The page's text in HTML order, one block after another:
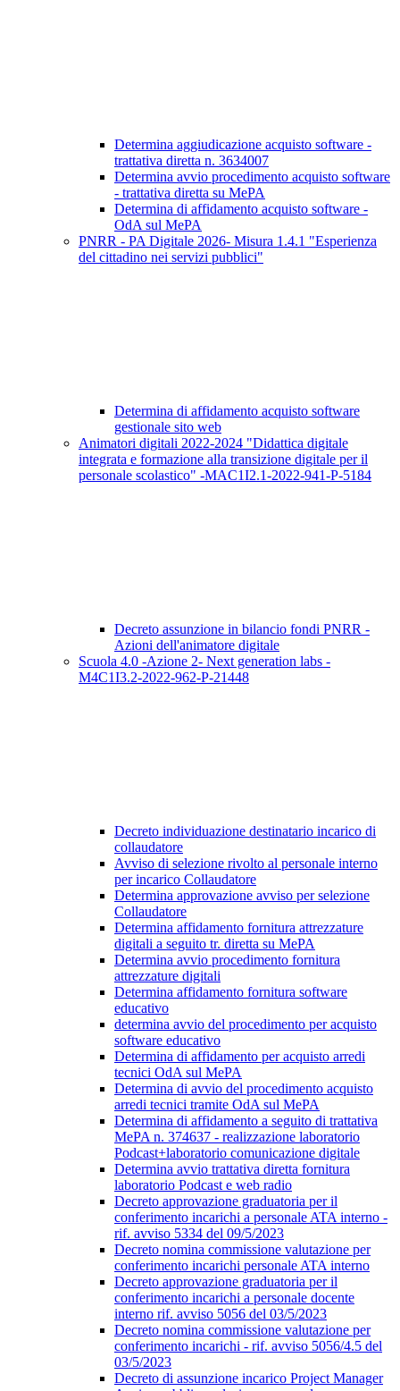
Determina aggiudicazione acquisto software -
trattativa diretta n. 3634007
Determina avvio procedimento acquisto software
- trattativa diretta su MePA
Determina di affidamento acquisto software -
OdA sul MePA
PNRR - PA Digitale 2026- Misura 1.4.1 "Esperienza
del cittadino nei servizi pubblici"
Determina di affidamento acquisto software
gestionale sito web
Animatori digitali 2022-2024 "Didattica digitale
integrata e formazione alla transizione digitale per il
personale scolastico" -MAC1I2.1-2022-941-P-5184
Decreto assunzione in bilancio fondi PNRR -
Azioni dell'animatore digitale
Scuola 4.0 -Azione 2- Next generation labs -
M4C1I3.2-2022-962-P-21448
Decreto individuazione destinatario incarico di
collaudatore
Avviso di selezione rivolto al personale interno
per incarico Collaudatore
Determina approvazione avviso per selezione
Collaudatore
Determina affidamento fornitura attrezzature
digitali a seguito tr. diretta su MePA
Determina avvio procedimento fornitura
attrezzature digitali
Determina affidamento fornitura software
educativo
determina avvio del procedimento per acquisto
software educativo
Determina di affidamento per acquisto arredi
tecnici OdA sul MePA
Determina di avvio del procedimento acquisto
arredi tecnici tramite OdA sul MePA
Determina di affidamento a seguito di trattativa
MePA n. 374637 - realizzazione laboratorio
Podcast+laboratorio comunicazione digitale
Determina avvio trattativa diretta fornitura
laboratorio Podcast e web radio
Decreto approvazione graduatoria per il
conferimento incarichi a personale ATA interno -
rif. avviso 5334 del 09/5/2023
Decreto nomina commissione valutazione per
conferimento incarichi personale ATA interno
Decreto approvazione graduatoria per il
conferimento incarichi a personale docente
interno rif. avviso 5056 del 03/5/2023
Decreto nomina commissione valutazione per
conferimento incarichi - rif. avviso 5056/4.5 del
03/5/2023
Decreto di assunzione incarico Project Manager